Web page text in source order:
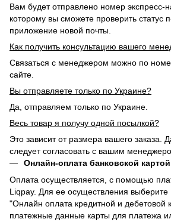
Вам будет отправлено номер экспресс-
которому вы сможете проверить статус
приложение новой почты.
Как получить консультацию вашего
Связаться с менеджером можно по
сайте.
Вы отправляете только по Украине?
Да, отправляем только по Украине.
Весь товар я получу одной посылкой?
Это зависит от размера вашего заказа.
следует согласовать с вашим
Онлайн-оплата банковской картой
Оплата осуществляется, с помощью
Liqpay. Для ее осуществления
"Онлайн оплата кредитной и дебетовой
платежные данные карты для платежа